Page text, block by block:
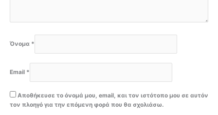
Όνομα *
Email *
Αποθήκευσε το όνομά μου, email, και τον ιστότοπο μου σε αυτόν
τον πλοηγό για την επόμενη φορά που θα σχολιάσω.